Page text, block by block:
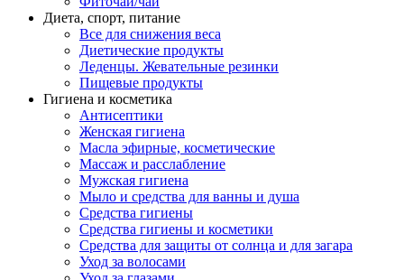
Диета, спорт, питание
Все для снижения веса
Диетические продукты
Леденцы. Жевательные резинки
Пищевые продукты
Гигиена и косметика
Антисептики
Женская гигиена
Масла эфирные, косметические
Массаж и расслабление
Мужская гигиена
Мыло и средства для ванны и душа
Средства гигиены
Средства гигиены и косметики
Средства для защиты от солнца и для загара
Уход за волосами